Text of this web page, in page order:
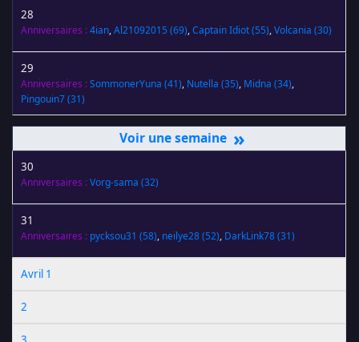
28
Anniversaires :4ian,Al21092015 (69),Captain Idiot(55),Volcania (30)
29
Anniversaires :SommonerYuna (41), Nutella (35), Midna (34),
Pingouin7(31)
»
30
Anniversaires :Vorg-sama (32)
31
Anniversaires : pycksou31 (58), neilye28(52), DarkLink78(31)
Avril 1
2